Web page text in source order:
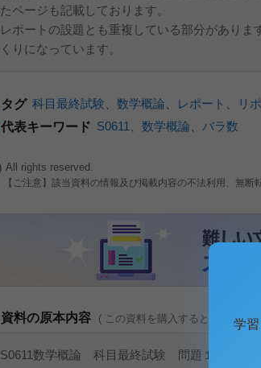
たページも記載しております。
レポートの設題とも重複している部分があり
くりになっています。
タグ 科目最終試験 数学概論 レポート リ
代表キーワード S0611 数学概論 バラ数
All rights reserved.
【ご注意】該当資料の情報及び掲載内容の不法利用、無断
資料の原本内容 ( この資料を購入すると、テキス
S0611数学概論 科目最終試験 問題１７パター
学